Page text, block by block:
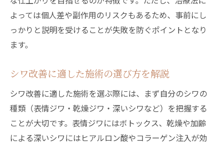
よっては個人差や副作用のリスクもあるため、事前にし
っかりと説明を受けることが失敗を防ぐポイントとなり
ます。
シワ改善に適した施術の選び方を解説
シワ改善に適した施術を選ぶ際には、まず自分のシワの
種類（表情ジワ・乾燥ジワ・深いシワなど）を把握する
ことが大切です。表情ジワにはボトックス、乾燥や加齢
による深いシワにはヒアルロン酸やコラーゲン注入が効